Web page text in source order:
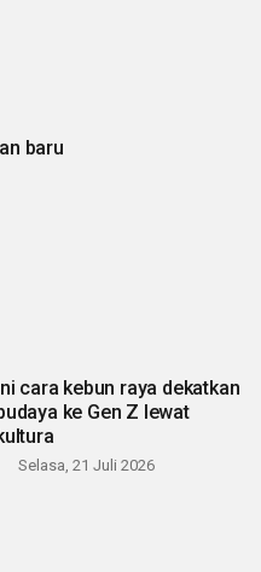
baru
Ini cara kebun raya dekatkan
ke Gen Z lewat
kultura
Selasa, 21 Juli 2026